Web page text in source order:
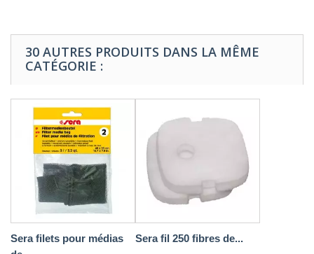
30 AUTRES PRODUITS DANS LA MÊME
CATÉGORIE :
Sera filets pour médias
Sera fil 250 fibres de...